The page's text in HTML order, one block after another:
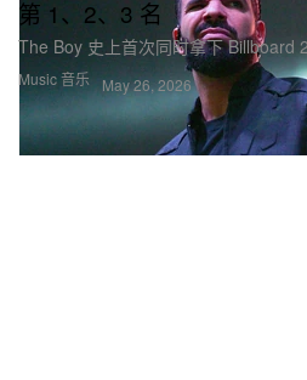
Music 音乐
第 1、2、3 名
The Boy 史上首次同时拿下 Billboard
May 26, 2026